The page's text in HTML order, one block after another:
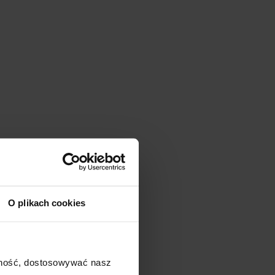
O plikach cookies
dostosowywać nasz